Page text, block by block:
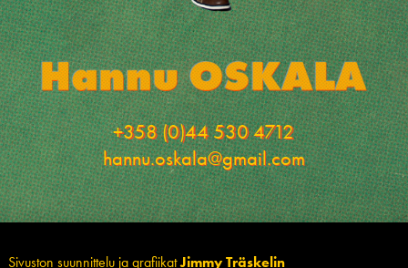
+358 (0)44 530 4712
hannu.oskala@gmail.com
Sivuston suunnittelu ja grafiikatJimmy Träskelin